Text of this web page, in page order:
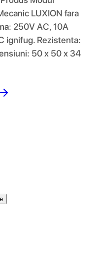
LUXION fara
250V AC, 10A
ignifug. Rezistenta:
50 x 50 x 34